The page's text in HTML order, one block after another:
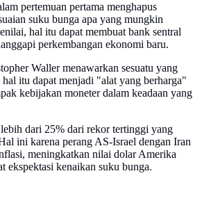
pertemuan pertama menghapus
suku bunga apa yang mungkin
hal itu dapat membuat bank sentral
perkembangan ekonomi baru.
Waller menawarkan sesuatu yang
itu dapat menjadi "alat yang berharga"
kebijakan moneter dalam keadaan yang
dari 25% dari rekor tertinggi yang
ini karena perang AS-Israel dengan Iran
meningkatkan nilai dolar Amerika
ekspektasi kenaikan suku bunga.